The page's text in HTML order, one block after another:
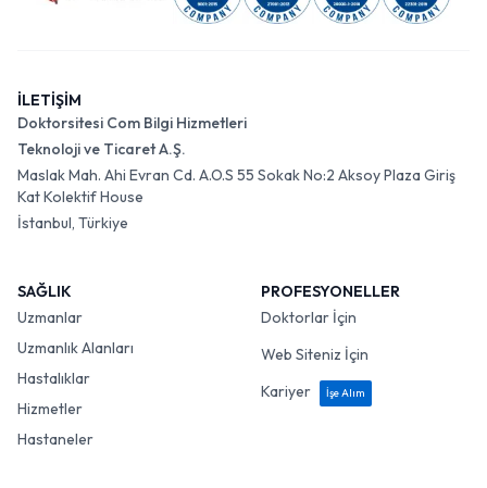
İLETİŞİM
Doktorsitesi Com Bilgi Hizmetleri
Teknoloji ve Ticaret A.Ş.
Maslak Mah. Ahi Evran Cd. A.O.S 55 Sokak No:2 Aksoy Plaza Giriş
Kat Kolektif House
İstanbul, Türkiye
SAĞLIK
Uzmanlar
Uzmanlık Alanları
Hastalıklar
Hizmetler
Hastaneler
PROFESYONELLER
Doktorlar İçin
Web Siteniz İçin
Kariyer
İşe Alım